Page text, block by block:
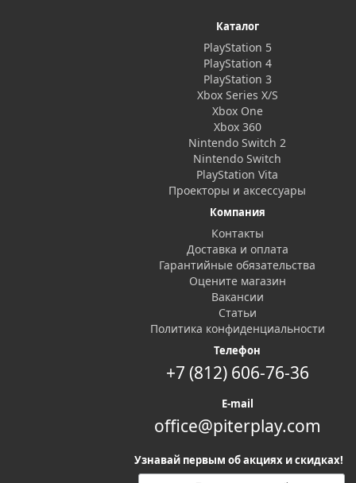
Каталог
PlayStation 5
PlayStation 4
PlayStation 3
Xbox Series X/S
Xbox One
Xbox 360
Nintendo Switch 2
Nintendo Switch
PlayStation Vita
Проекторы и аксессуары
Компания
Контакты
Доставка и оплата
Гарантийные обязательства
Оцените магазин
Вакансии
Статьи
Политика конфиденциальности
Телефон
+7 (812) 606-76-36
E-mail
office@piterplay.com
Узнавай первым об акциях и скидках!